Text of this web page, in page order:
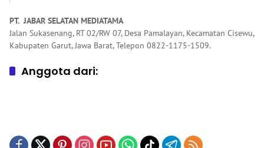
PT. JABAR SELATAN MEDIATAMA
Jalan Sukasenang, RT 02/RW 07, Desa Pamalayan, Kecamatan Cisewu,
Kabupaten Garut, Jawa Barat, Telepon 0822-1175-1509.
Anggota dari: